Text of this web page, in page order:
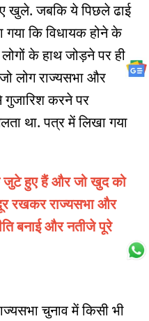
खुले. जबकि ये पिछले ढाई
कि विधायक होने के
के हाथ जोड़ने पर ही
लोग राज्यसभा और
करने पर
था. पत्र में लिखा गया
हुए हैं और जो खुद को
रखकर राज्यसभा और
बनाई और नतीजे पूरे
चुनाव में किसी भी